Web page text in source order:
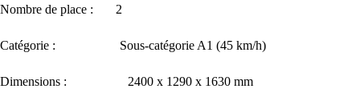
Nombre de place : 2
Catégorie : Sous-catégorie A1 (45 km/h)
Dimensions : 2400 x 1290 x 1630 mm